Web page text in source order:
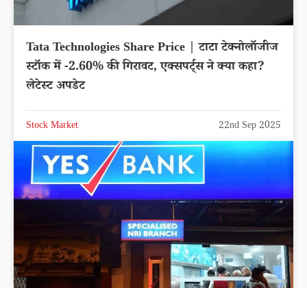
Tata Technologies Share Price | टाटा टेक्नोलॉजीज
स्टॉक में -2.60% की गिरावट, एक्सपर्ट्स ने क्या कहा?
लेटेस्ट अपडेट
Stock Market 22nd Sep 2025